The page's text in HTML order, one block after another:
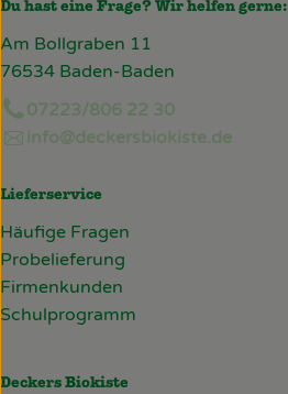
Du hast eine Frage? Wir helfen gerne:
Am Bollgraben 11
76534 Baden-Baden
07223/806 22 30
info@deckersbiokiste.de
Lieferservice
Häufige Fragen
Probelieferung
Firmenkunden
Schulprogramm
Deckers Biokiste